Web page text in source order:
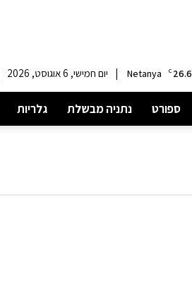
26.6
C
Netanya
| יום חמישי, 6 אוגוסט, 2026
ספורט נתניה מבשלת גלריות